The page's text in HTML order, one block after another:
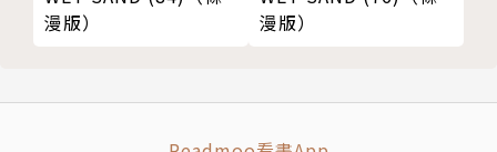
漫版）
漫版）